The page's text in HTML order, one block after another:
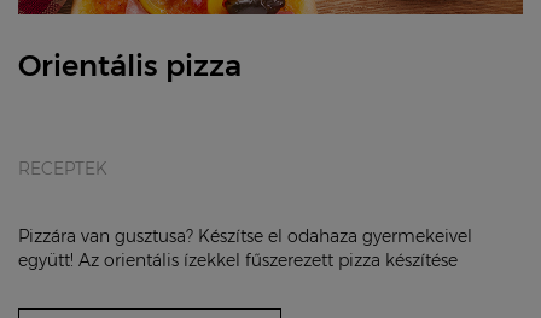
Orientális pizza
RECEPTEK
Pizzára van gusztusa? Készítse el odahaza gyermekeivel
együtt! Az orientális ízekkel fűszerezett pizza készítése